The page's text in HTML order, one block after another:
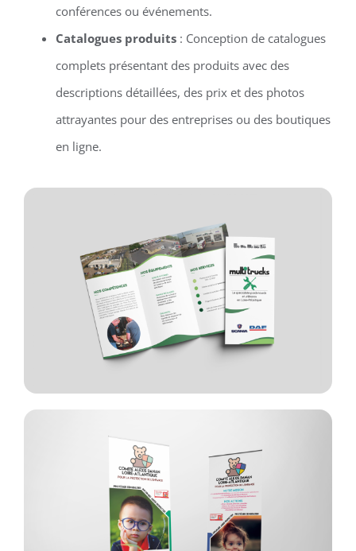
conférences ou événements.
Catalogues produits: Conception de catalogues
complets présentant des produits avec des
descriptions détaillées, des prix et des photos
attrayantes pour des entreprises ou des boutiques
en ligne.